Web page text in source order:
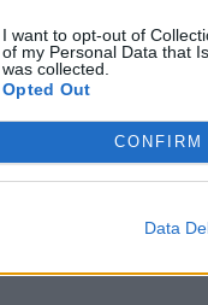
I want to opt-out of
of my Personal Data that
was collected.
Opted Out
CONFIRM
Data